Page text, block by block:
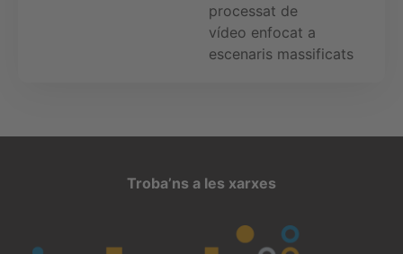
processat de
vídeo enfocat a
escenaris massificats
Troba’ns a les xarxes